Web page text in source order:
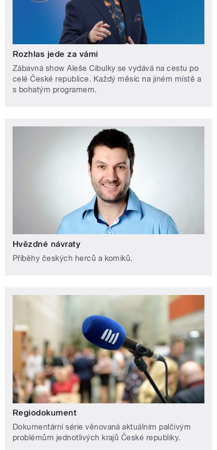
Rozhlas jede za vámi
Zábavná show Aleše Cibulky se vydává na cestu po
celé České republice. Každý měsíc na jiném místě a
s bohatým programem.
Hvězdné návraty
Příběhy českých herců a komiků.
Regiodokument
Dokumentární série věnovaná aktuálním palčivým
problémům jednotlivých krajů České republiky.